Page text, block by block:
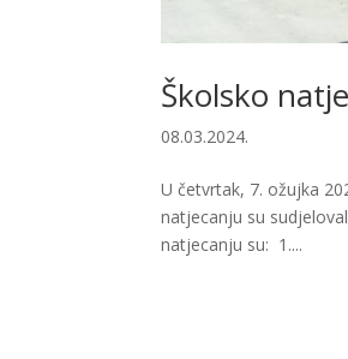
Školsko
08.03.2024.
U četvrtak, 7. ožujka
natjecanju su
natjecanju su: 1....